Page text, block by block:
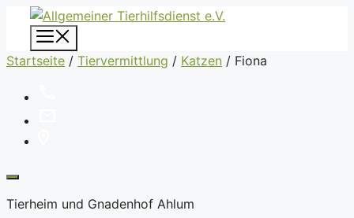
Zum
Inhalt
springen
Startseite / Tiervermittlung / Katzen / Fiona
Tierheim und Gnadenhof Ahlum